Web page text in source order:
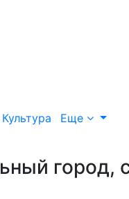
Культура Еще
город,